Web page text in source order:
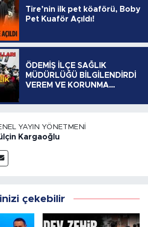
Tire’nin ilk pet köaförü, Boby
Pet Kuaför Açıldı!
ÖDEMİŞ İLÇE SAĞLIK
MÜDÜRLÜĞÜ BİLGİLENDİRDİ
VEREM VE KORUNMA
YAYIN YÖNETMENI
Kargaoğlu
çekebilir